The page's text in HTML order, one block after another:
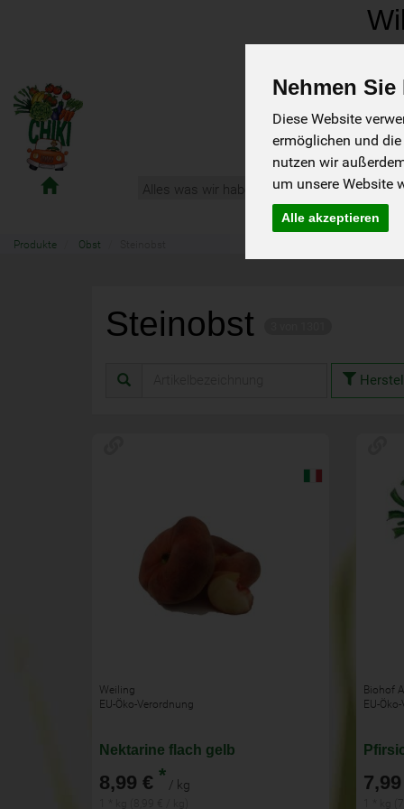
Nehmen
Diese Website
ermöglichen und
nutzen wir
um unsere Website
Alle akzeptieren
Chiemgau-
Alles was wir haben: Infos und Tipps
Produkte Obst
Steinobst
Weiling
EU-Öko-Verordnung
Nektarine flach gelb
8,99 € * / kg
Biohof
EU-